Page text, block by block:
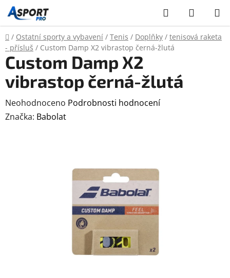
Přejít
na
obsah
Hledat
KOŠÍK
Domů
/ Ostatní sporty a vybavení / Tenis / Doplňky / tenisová raketa
- přísluš / Custom Damp X2 vibrastop černá-žlutá
Custom Damp X2
vibrastop černá-žlutá
Průměrné
hodnocení
Neohodnoceno Podrobnosti hodnocení
Značka: Babolat